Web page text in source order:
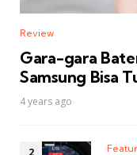
Review
Gara-gara
Samsung Bisa
4 years ago